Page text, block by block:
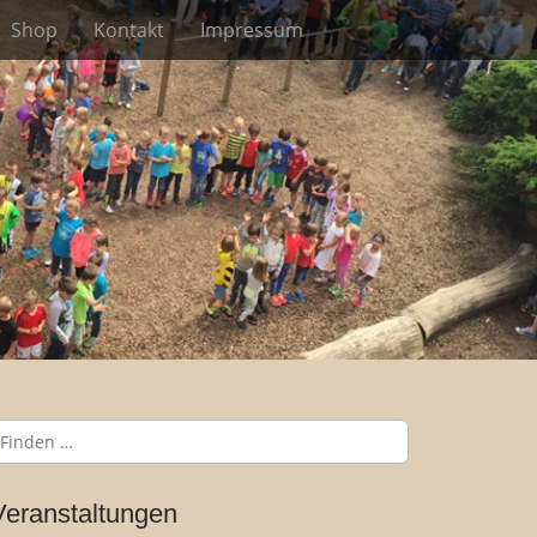
Shop Kontakt Impressum